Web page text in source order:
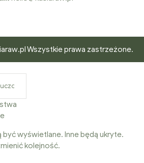
Wszystkie prawa zastrzeżone.
wyświetlane. Inne będą ukryte.
kolejność.